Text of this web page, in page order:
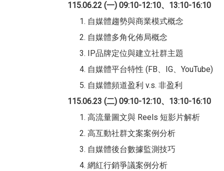
115.06.22 (一) 09:10-12:10、13:10-16:10
自媒體趨勢與商業模式概念
自媒體多角化佈局概念
IP品牌定位與建立社群主題
自媒體平台特性 (FB、IG、YouTube)
自媒體頻道盈利 v.s. 非盈利
115.06.23 (二) 09:10-12:10、13:10-16:10
高流量圖文與 Reels 短影片解析
高互動社群文案案例分析
自媒體後台數據監測技巧
網紅行銷爭議案例分析